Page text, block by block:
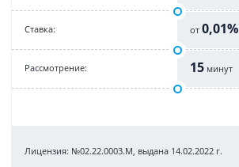
Cтавка: от 0,01%
Рассмотрение: 15 минут
Лицензия: №02.22.0003.М, выдана 14.02.2022 г.